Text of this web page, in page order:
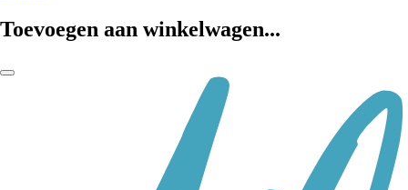
Toevoegen aan winkelwagen...